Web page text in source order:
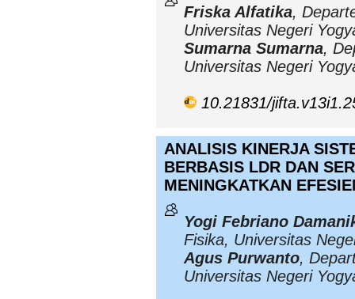
Friska Alfatika,
Universitas Negeri
Sumarna Sumarna,
Universitas Negeri
10.21831/
ANALISIS KINERJA
BERBASIS LDR DAN
MENINGKATKAN
Yogi Febriano
Fisika, Universitas
Agus Purwanto,
Universitas Negeri